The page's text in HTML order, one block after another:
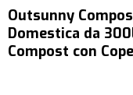
Outsunny
Domestica da
Compost con